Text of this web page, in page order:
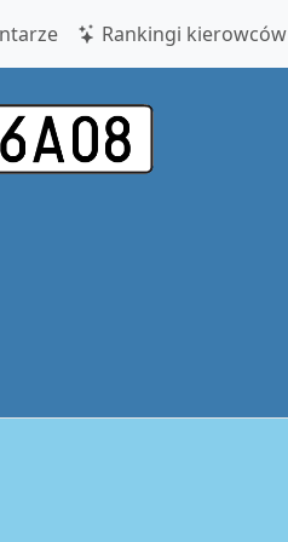
Rankingi kierowców